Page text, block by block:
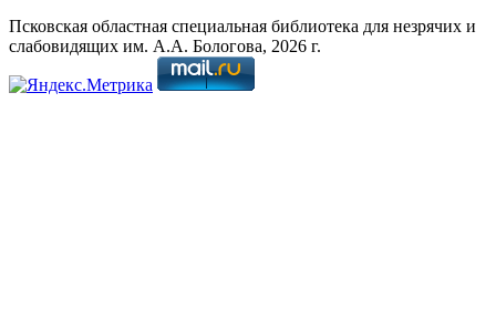
Псковская областная специальная библиотека для незрячих и
слабовидящих им. А.А. Бологова, 2026 г.